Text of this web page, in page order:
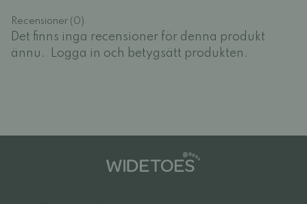
Recensioner (0)
Det finns inga recensioner för denna produkt
ännu.
Logga in och betygsätt produkten.